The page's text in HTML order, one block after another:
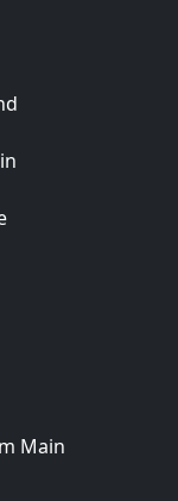
Main